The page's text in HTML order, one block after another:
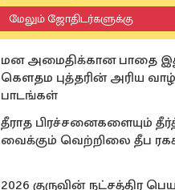
மேலும் ஜோதிடர்களுக்கு
மன அமைதிக்கான பாதை
கௌதம புத்தரின் அரிய
பாடங்கள்
தீராத பிரச்சனைகளையும்
வைக்கும் வெற்றிலை தீப
2026 குருவின் நட்சத்திர